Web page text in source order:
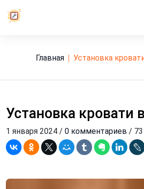
Главная установка
Установка кровати
1 января 2024 / 0 комментариев /